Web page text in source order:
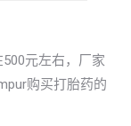
元左右，厂家
购买打胎药的